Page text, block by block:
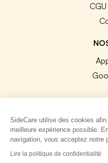
© 2026
SideCare utilise des cookies
meilleure expérience possible.
navigation, vous acceptez notre
Lire la politique de confidentialité